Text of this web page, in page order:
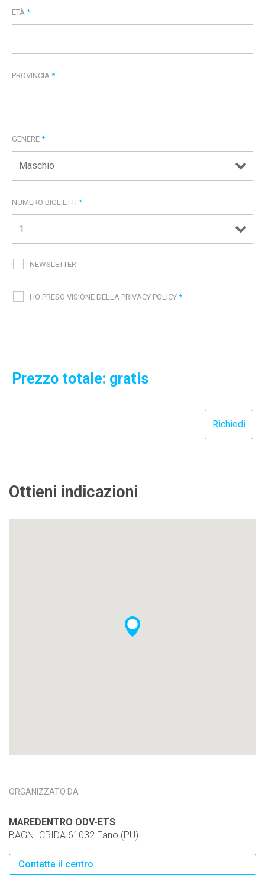
ETÀ *
PROVINCIA *
GENERE *
NUMERO BIGLIETTI *
NEWSLETTER
HO PRESO VISIONE DELLA PRIVACY POLICY *
Prezzo totale: gratis
Ottieni indicazioni
ORGANIZZATO DA
MAREDENTRO ODV-ETS
BAGNI CRIDA 61032 Fano (PU)
Contatta il centro